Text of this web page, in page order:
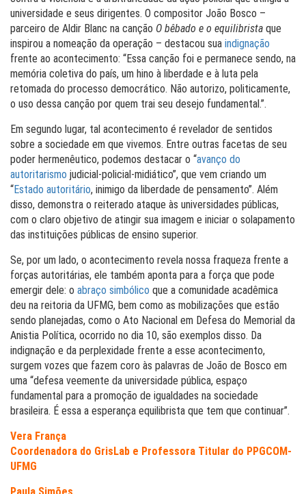
universidade e seus dirigentes. O compositor João Bosco –
parceiro de Aldir Blanc na canção O bêbado e o equilibrista que
inspirou a nomeação da operação – destacou sua indignação
frente ao acontecimento: “Essa canção foi e permanece sendo, na
memória coletiva do país, um hino à liberdade e à luta pela
retomada do processo democrático. Não autorizo, politicamente,
o uso dessa canção por quem trai seu desejo fundamental.”.
Em segundo lugar, tal acontecimento é revelador de sentidos
sobre a sociedade em que vivemos. Entre outras facetas de seu
poder hermenêutico, podemos destacar o “avanço do
autoritarismo judicial-policial-midiático”, que vem criando um
“Estado autoritário, inimigo da liberdade de pensamento”. Além
disso, demonstra o reiterado ataque às universidades públicas,
com o claro objetivo de atingir sua imagem e iniciar o solapamento
das instituições públicas de ensino superior.
Se, por um lado, o acontecimento revela nossa fraqueza frente a
forças autoritárias, ele também aponta para a força que pode
emergir dele: o abraço simbólico que a comunidade acadêmica
deu na reitoria da UFMG, bem como as mobilizações que estão
sendo planejadas, como o Ato Nacional em Defesa do Memorial da
Anistia Política, ocorrido no dia 10, são exemplos disso. Da
indignação e da perplexidade frente a esse acontecimento,
surgem vozes que fazem coro às palavras de João de Bosco em
uma “defesa veemente da universidade pública, espaço
fundamental para a promoção de igualdades na sociedade
brasileira. É essa a esperança equilibrista que tem que continuar”.
Vera França
Coordenadora do GrisLab e Professora Titular do PPGCOM-
UFMG